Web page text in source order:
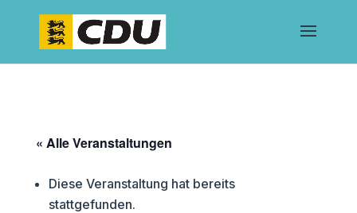
« Alle Veranstaltungen
Diese Veranstaltung hat bereits
stattgefunden.